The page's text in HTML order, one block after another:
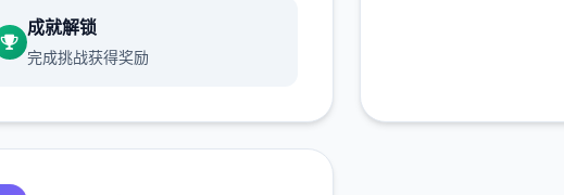
可能一段剧情会有六七种不同的平
成就解锁
完成挑战获得奖励